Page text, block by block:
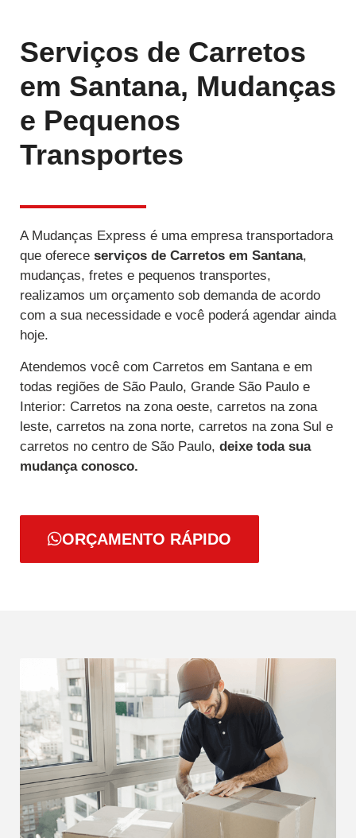
Serviços de Carretos
em Santana, Mudanças
e Pequenos
Transportes
A Mudanças Express é uma empresa transportadora
que oferece serviços de Carretos em Santana,
mudanças, fretes e pequenos transportes,
realizamos um orçamento sob demanda de acordo
com a sua necessidade e você poderá agendar ainda
hoje.
Atendemos você com Carretos em Santana e em
todas regiões de São Paulo, Grande São Paulo e
Interior: Carretos na zona oeste, carretos na zona
leste, carretos na zona norte, carretos na zona Sul e
carretos no centro de São Paulo, deixe toda sua
mudança conosco.
ORÇAMENTO RÁPIDO